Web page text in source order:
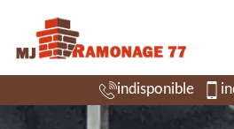
indisponible